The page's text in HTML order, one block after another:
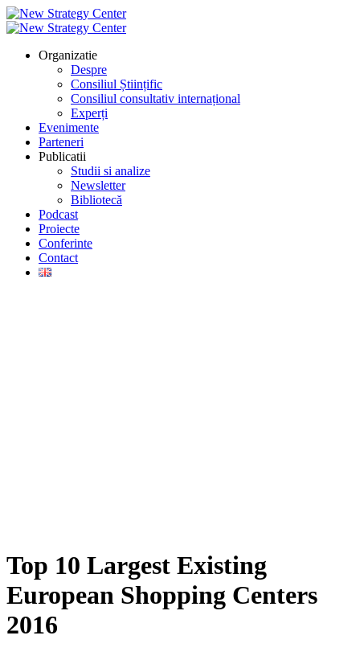
Organizatie
Despre
Consiliul Științific
Consiliul consultativ internațional
Experți
Evenimente
Parteneri
Publicatii
Studii si analize
Newsletter
Bibliotecă
Podcast
Proiecte
Conferinte
Contact
Top 10 Largest Existing
European Shopping Centers
2016